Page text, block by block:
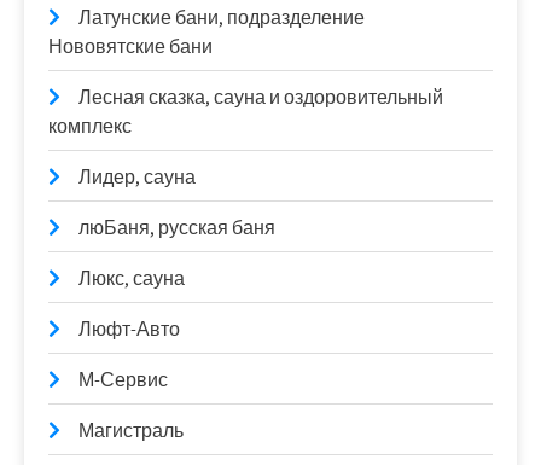
Латунские бани, подразделение
Нововятские бани
Лесная сказка, сауна и оздоровительный
комплекс
Лидер, сауна
люБаня, русская баня
Люкс, сауна
Люфт-Авто
М-Сервис
Магистраль